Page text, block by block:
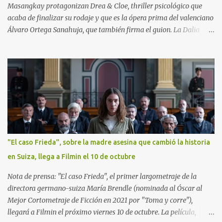
Masangkay protagonizan Drea & Cloe, thriller psicológico que
acaba de finalizar su rodaje y que es la ópera prima del valenciano
Álvaro Ortega Sanahuja, que también firma el guion. La Dalia
productores ejecutivos. Con este nuevo proyecto, José Luis
Rancaño, productor de La Dalia Films, apuesta una vez más por los
jóvenes talentos. El título de la película hace referencia a los
nombres de las protagonistas, dos directoras de orquesta invitadas
a la apertura de temporada de la prestigiosa Orquesta Sinfónica
Real (OSR). Ambas son apasionadas de su trabajo, ansían conseguir
su propia orquesta y están hartas de los sacrificios que tienen que
hacer para lograrlo. Drea Dreiden y Cloe Lara se alojan en la casa
en la que la OSR les hospeda y sienten una atracción mutua y
evidente nada más conocerse. Sin embargo, de...
"El caso Frieda", sobre la madre asesina que cambió la historia
en Suiza, llega a Filmin el 10 de octubre
Nota de prensa: "El caso Frieda", el primer largometraje de la
directora germano-suiza María Brendle (nominada al Óscar al
Mejor Cortometraje de Ficción en 2021 por "Toma y corre"),
llegará a Filmin el próximo viernes 10 de octubre. La película,